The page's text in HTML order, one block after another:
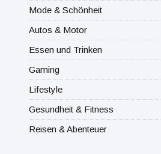
Mode & Schönheit
Autos & Motor
Essen und Trinken
Gaming
Lifestyle
Gesundheit & Fitness
Reisen & Abenteuer